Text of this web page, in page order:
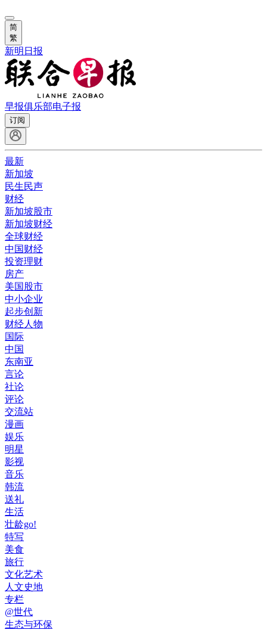
简
繁
新明日报
早报俱乐部电子报
订阅
最新
新加坡
民生民声
财经
新加坡股市
新加坡财经
全球财经
中国财经
投资理财
房产
美国股市
中小企业
起步创新
财经人物
国际
中国
东南亚
言论
社论
评论
交流站
漫画
娱乐
明星
影视
音乐
韩流
送礼
生活
壮龄go!
特写
美食
旅行
文化艺术
人文史地
专栏
@世代
生态与环保